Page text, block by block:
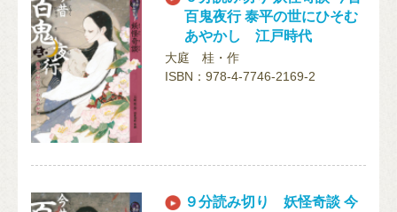
百鬼夜行 泰平の世にひそむ
あやかし 江戸時代
大庭 桂・作
ISBN：978-4-7746-2169-2
９分読み切り 妖怪奇談 今